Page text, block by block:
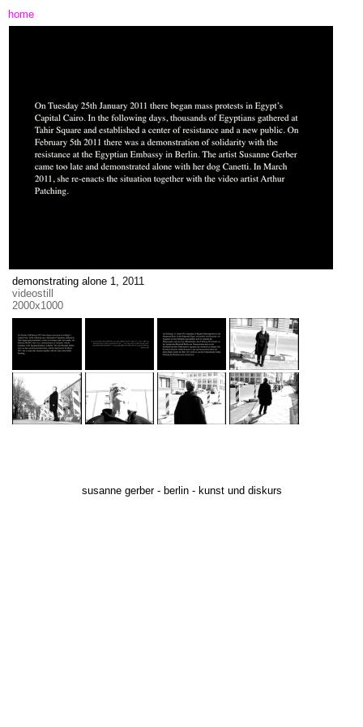
demonstrating alone 1,2011
videostill
2000x1000
susanne gerber - berlin - kunst und diskurs
home